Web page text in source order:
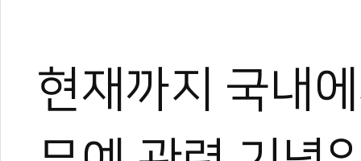
현재까지 국내